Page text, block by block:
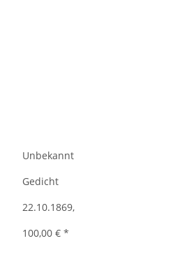
Unbekannt
Gedicht
22.10.1869,
100,00 € *